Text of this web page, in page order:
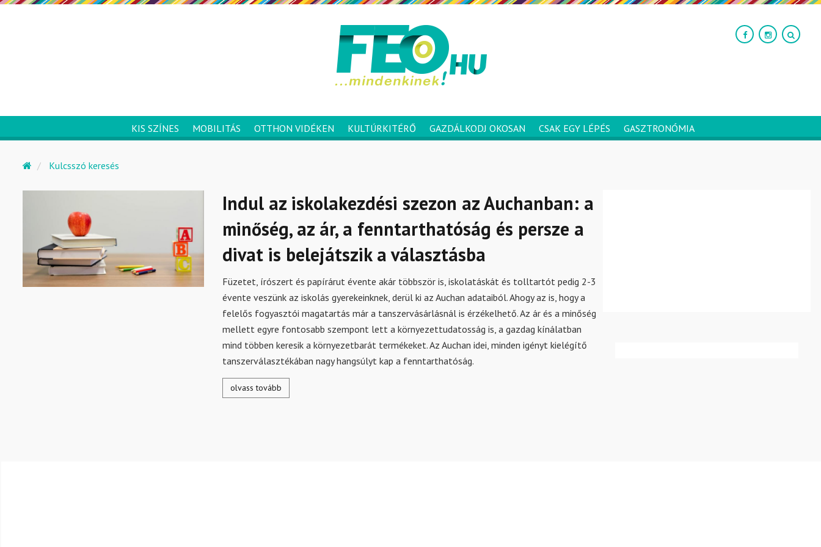
KIS SZÍNES MOBILITÁS OTTHON VIDÉKEN KULTÚRKITÉRŐ GAZDÁLKODJ OKOSAN CSAK EGY LÉPÉS GASZTRONÓMIA
Kulcsszó keresés
Indul az iskolakezdési szezon az Auchanban: a
minőség, az ár, a fenntarthatóság és persze a
divat is belejátszik a választásba
Füzetet, írószert és papírárut évente akár többször is, iskolatáskát és tolltartót pedig 2-3
évente veszünk az iskolás gyerekeinknek, derül ki az Auchan adataiból. Ahogy az is, hogy a
felelős fogyasztói magatartás már a tanszervásárlásnál is érzékelhető. Az ár és a minőség
mellett egyre fontosabb szempont lett a környezettudatosság is, a gazdag kínálatban
mind többen keresik a környezetbarát termékeket. Az Auchan idei, minden igényt kielégítő
tanszerválasztékában nagy hangsúlyt kap a fenntarthatóság.
olvass tovább